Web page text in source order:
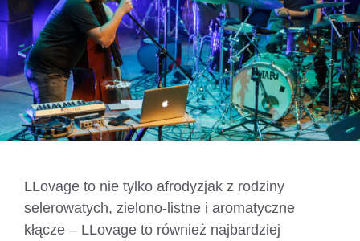
LLovage to nie tylko afrodyzjak z rodziny
selerowatych, zielono-listne i aromatyczne
kłącze – LLovage to również najbardziej